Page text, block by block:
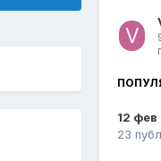
12
23